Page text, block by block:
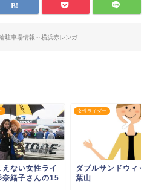
駐車場情報～横浜赤レンガ
えない女性ライ
奈緒子さんの15
女性ライダー
ダブルサンドウィッ
葉山